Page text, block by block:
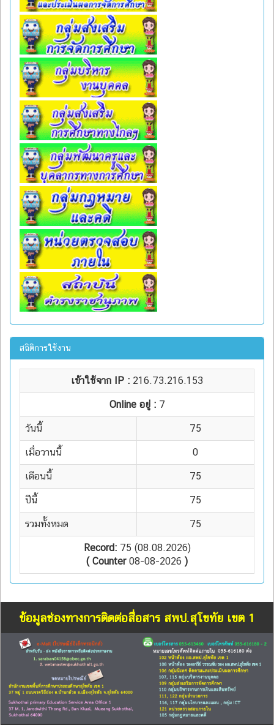
สถิติการใช้งาน
เข้าใช้จาก IP : 216.73.216.153
Online อยู่ : 7
วันนี้ 75
เมื่อวานนี้ 0
เดือนนี้ 75
ปีนี้ 75
รวมทั้งหมด 75
Record:75 (08.08.2026)
( Counter08-08-2026 )
ข้อมูลช่องทางการติดต่อสื่อสาร สพป.สุโขทัย เขต 1